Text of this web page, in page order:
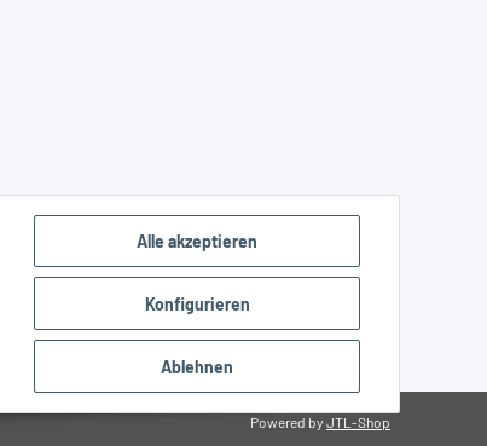
Alle akzeptieren
Konfigurieren
Ablehnen
Powered by JTL-Shop